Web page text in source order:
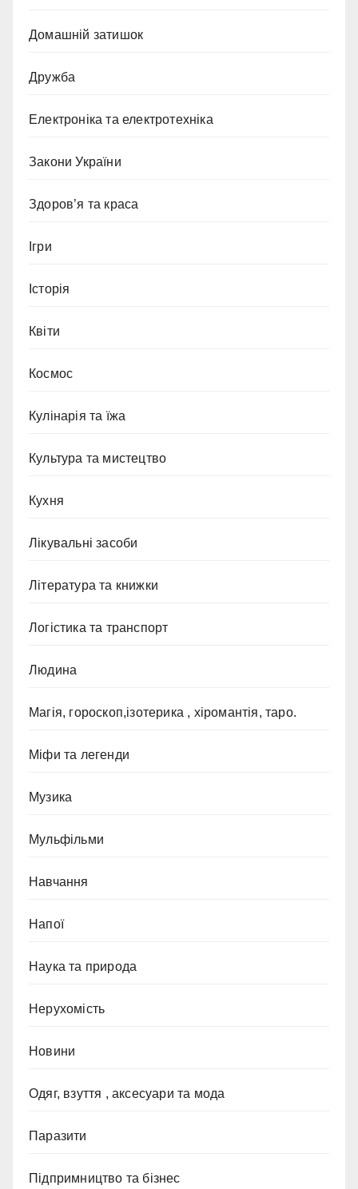
Домашній затишок
Дружба
Електроніка та електротехніка
Закони України
Здоров’я та краса
Ігри
Історія
Квіти
Космос
Кулінарія та їжа
Культура та мистецтво
Кухня
Лікувальні засоби
Література та книжки
Логістика та транспорт
Людина
Магія, гороскоп,ізотерика , хіромантія, таро.
Міфи та легенди
Музика
Мульфільми
Навчання
Напої
Наука та природа
Нерухомість
Новини
Одяг, взуття , аксесуари та мода
Паразити
Підпримництво та бізнес